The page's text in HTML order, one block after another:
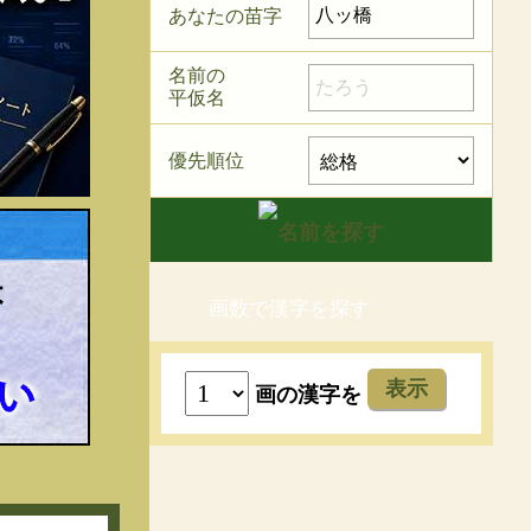
あなたの苗字
名前の
平仮名
優先順位
画数で漢字を探す
画の漢字を 表示